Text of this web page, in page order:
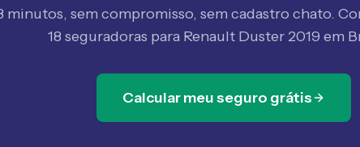
minutos, sem compromisso, sem cadastro chato.
18 seguradoras para Renault Duster 2019 em
Calcular meu seguro grátis